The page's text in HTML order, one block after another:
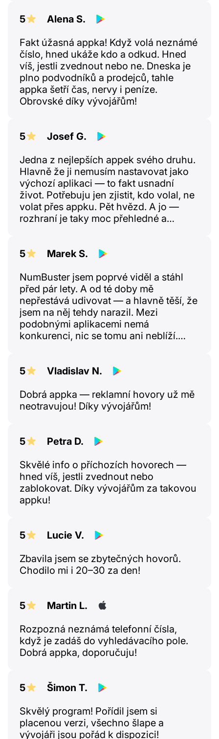
5
Alena S.
Fakt úžasná appka! Když volá neznámé
číslo, hned ukáže kdo a odkud. Hned
víš, jestli zvednout nebo ne. Dneska je
plno podvodníků a prodejců, tahle
appka šetří čas, nervy i peníze.
Obrovské díky vývojářům!
5
Josef G.
Jedna z nejlepších appek svého druhu.
Hlavně že ji nemusím nastavovat jako
výchozí aplikaci — to fakt usnadní
život. Potřebuju jen zjistit, kdo volal, ne
volat přes appku. Pět hvězd. A jo —
rozhraní je taky moc přehledné a
5
Marek S.
NumBuster jsem poprvé viděl a stáhl
před pár lety. A od té doby mě
nepřestává udivovat — a hlavně těší, že
jsem na něj tehdy narazil. Mezi
podobnými aplikacemi nemá
konkurenci, nic se tomu ani neblíží.
pořád zlepšuje, i když by se dalo říct, že
pořád přidává nové možnosti!
5
Vladislav N.
Dobrá appka — reklamní hovory už mě
neotravujou! Díky vývojářům!
5
Petra D.
Skvělé info o příchozích hovorech —
hned víš, jestli zvednout nebo
zablokovat. Díky vývojářům za takovou
appku!
5
Lucie V.
Zbavila jsem se zbytečných hovorů.
Chodilo mi i 20–30 za den!
5
Martin L.
Rozpozná neznámá telefonní čísla,
když je zadáš do vyhledávacího pole.
Dobrá appka, doporučuju!
5
Šimon T.
Skvělý program! Pořídil jsem si
placenou verzi, všechno šlape a
vývojáři jsou pořád k dispozici!